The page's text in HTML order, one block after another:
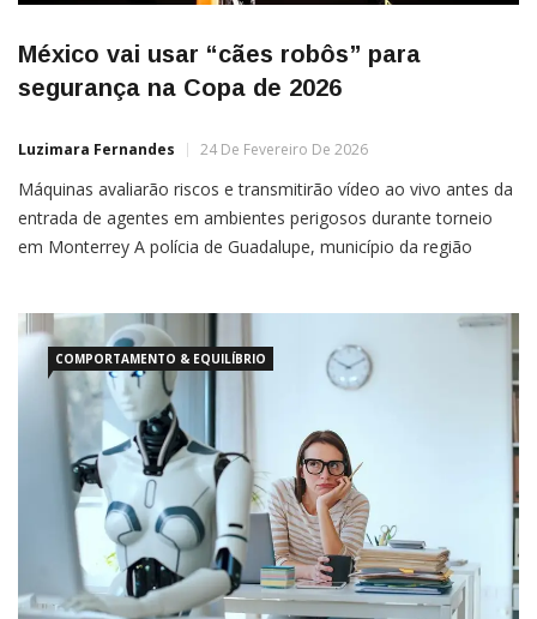
México vai usar “cães robôs” para
segurança na Copa de 2026
Luzimara Fernandes 24 De Fevereiro De 2026
Máquinas avaliarão riscos e transmitirão vídeo ao vivo antes da
entrada de agentes em ambientes perigosos durante torneio
em Monterrey A polícia de Guadalupe, município da região
Copa do Mundo de 2026. Os equipamentos avaliarão situações
de risco e […]
COMPORTAMENTO & EQUILÍBRIO